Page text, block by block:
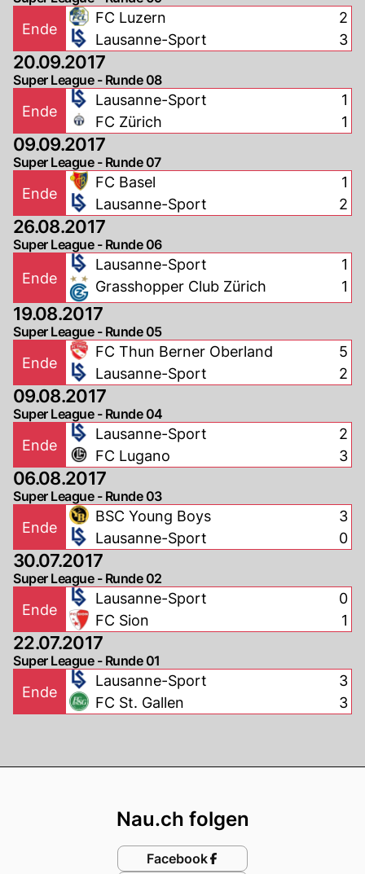
Ende
FC Luzern
Lausanne-Sport
2
3
20.09.2017
Super League - Runde 08
Ende
Lausanne-Sport
FC Zürich
1
1
09.09.2017
Super League - Runde 07
Ende
FC Basel
Lausanne-Sport
1
2
26.08.2017
Super League - Runde 06
Ende
Lausanne-Sport
Grasshopper Club Zürich
1
1
19.08.2017
Super League - Runde 05
Ende
FC Thun Berner Oberland
Lausanne-Sport
5
2
09.08.2017
Super League - Runde 04
Ende
Lausanne-Sport
FC Lugano
2
3
06.08.2017
Super League - Runde 03
Ende
BSC Young Boys
Lausanne-Sport
3
0
30.07.2017
Super League - Runde 02
Ende
Lausanne-Sport
FC Sion
0
1
22.07.2017
Super League - Runde 01
Ende
Lausanne-Sport
FC St. Gallen
3
3
Nau.ch folgen
Facebook